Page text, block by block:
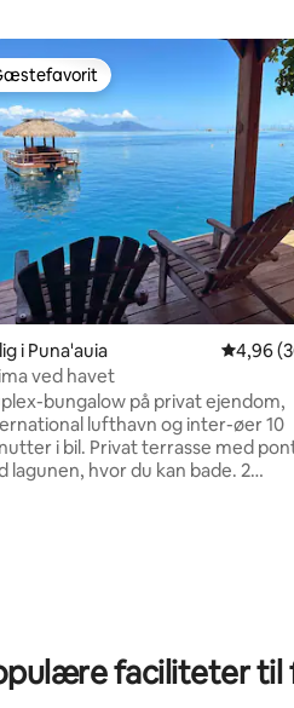
bedømmelse, 19
i Puna'auia 4,96 ud
4,96
ved havet
bungalow på privat ejendom,
lufthavn og inter-øer 10
i bil. Privat terrasse med
lagunen, hvor du kan bade. 2
er åbent 24/24 og
minutter til fods.faciliteter til